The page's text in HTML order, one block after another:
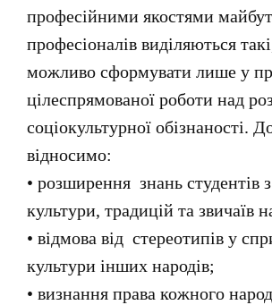
професійними якостями
професіоналів виділяються
можливо сформувати лише у
цілеспрямованої роботи над
соціокультурної обізнаності.
відносимо:
• розширення знань студентів
культури, традицій та звичаїв
• відмова від стереотипів у
культури інших народів;
• визнання права кожного